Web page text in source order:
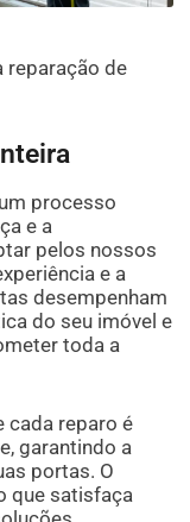
reparação de
processo
e a
pelos nossos
e a
desempenham
do seu imóvel e
toda a
cada reparo é
garantindo a
portas. O
que satisfaça